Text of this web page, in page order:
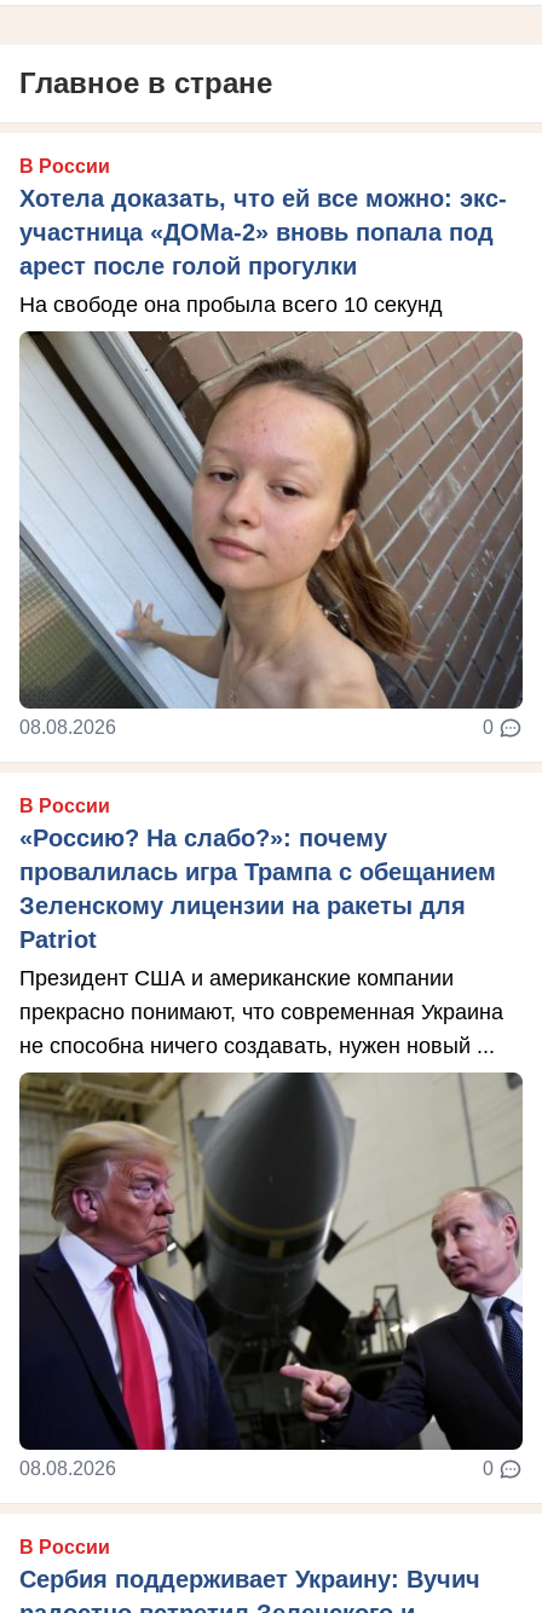
Главное в стране
В России
Хотела доказать, что ей все можно: экс-
участница «ДОМа-2» вновь попала под
арест после голой прогулки
На свободе она пробыла всего 10 секунд
08.08.2026 0
В России
«Россию? На слабо?»: почему
провалилась игра Трампа с обещанием
Зеленскому лицензии на ракеты для
Patriot
Президент США и американские компании
прекрасно понимают, что современная Украина
не способна ничего создавать, нужен новый ...
08.08.2026 0
В России
Сербия поддерживает Украину: Вучич